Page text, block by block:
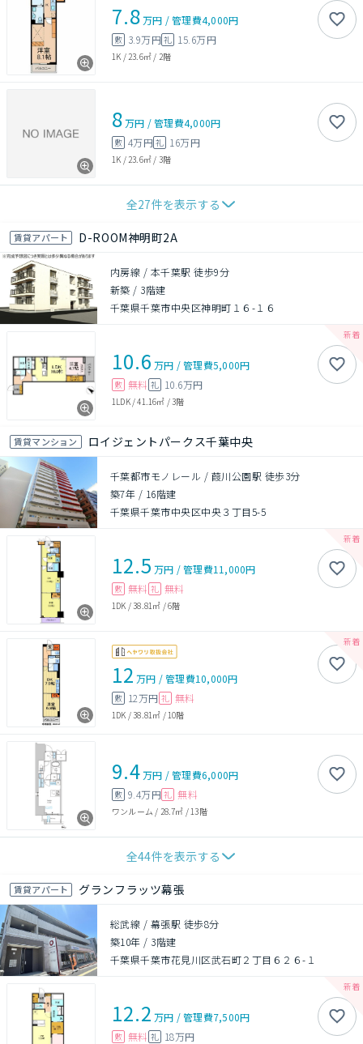
7.8万円 /管理費4,000円
敷 3.9万円礼 15.6万円
1K / 23.6㎡ / 2階
8万円 /管理費4,000円
敷 4万円礼 16万円
1K / 23.6㎡ / 3階
全27件を表示する
賃貸アパート D-ROOM神明町2A
内房線 / 本千葉駅 徒歩9分
新築 / 3階建
千葉県千葉市中央区神明町１６-１６
10.6 万円 /管理費5,000円
敷 無料 礼 10.6万円
1LDK/41.16㎡ /3階
賃貸マンション ロイジェントパークス千葉中央
千葉都市モノレール / 葭川公園駅 徒歩3分
築7年 / 16階建
千葉県千葉市中央区中央３丁目5-5
12.5 万円 /管理費11,000円
敷 無料 礼 無料
1DK /38.81㎡ /6階
12 万円 /管理費10,000円
敷 12万円 礼 無料
1DK /38.81㎡ /10階
9.4万円 /管理費6,000円
敷 9.4万円 礼 無料
ワンルーム / 28.7㎡ / 13階
全44件を表示する
賃貸アパート グランフラッツ幕張
総武線 / 幕張駅 徒歩8分
築10年 / 3階建
千葉県千葉市花見川区武石町２丁目６２６-１
12.2 万円 /管理費7,500円
敷 無料 礼 18万円